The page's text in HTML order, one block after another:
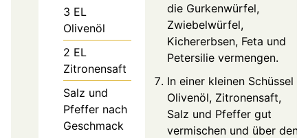
3 EL
Olivenöl
2 EL
Zitronensaft
Salz und
Pfeffer nach
Geschmack
die Gurkenwürfel,
Zwiebelwürfel,
Kichererbsen, Feta und
Petersilie vermengen.
In einer kleinen Schüssel
Olivenöl, Zitronensaft,
Salz und Pfeffer gut
vermischen und über den